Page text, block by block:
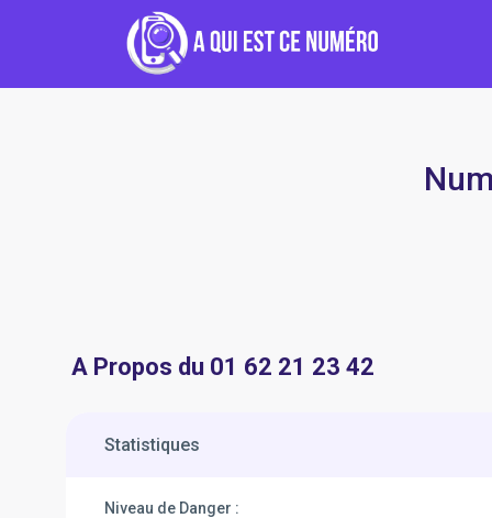
A Propos du 01 62 21 23 42
Statistiques
Niveau de Danger :